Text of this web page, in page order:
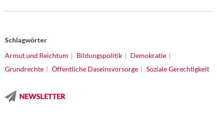
Schlagwörter
Armut und Reichtum
Bildungspolitik
Demokratie
Grundrechte
Öffentliche Daseinsvorsorge Soziale Gerechtigkeit
NEWSLETTER